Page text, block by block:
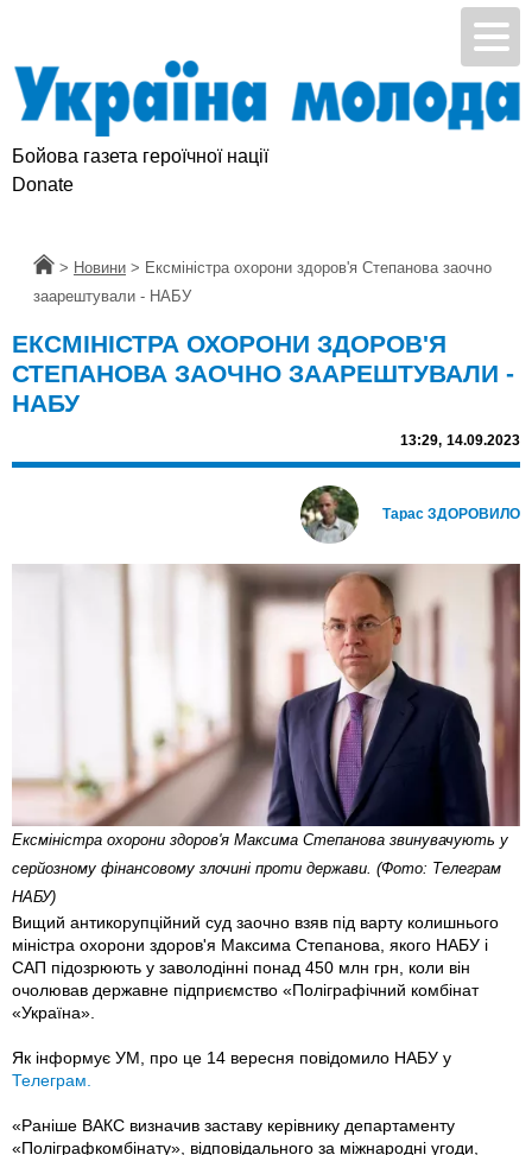
Бойова газета героїчної нації
Donate
Головна
> Новини > Ексміністра охорони здоров'я Степанова заочно
заарештували - НАБУ
ЕКСМІНІСТРА ОХОРОНИ ЗДОРОВ'Я
СТЕПАНОВА ЗАОЧНО ЗААРЕШТУВАЛИ -
НАБУ
13:29, 14.09.2023
Тарас ЗДОРОВИЛО
Ексміністра охорони здоров'я Максима Степанова звинувачують у
серйозному фінансовому злочині проти держави. (Фото: Телеграм
НАБУ)
Вищий антикорупційний суд заочно взяв під варту колишнього
міністра охорони здоров'я Максима Степанова, якого НАБУ і
САП підозрюють у заволодінні понад 450 млн грн, коли він
очолював державне підприємство «Поліграфічний комбінат
«Україна».
Як інформує УМ, про це 14 вересня повідомило НАБУ у
Телеграм.
«Раніше ВАКС визначив заставу керівнику департаменту
«Поліграфкомбінату», відповідального за міжнародні угоди,